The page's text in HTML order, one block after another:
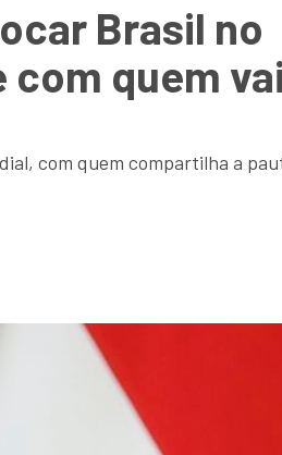
Brasil no
com quem vai
com quem compartilha a